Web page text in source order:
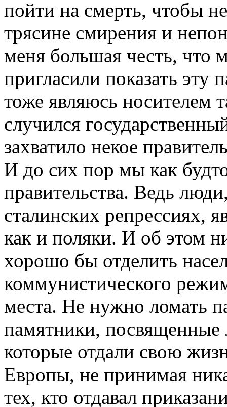
пойти на смерть, чтобы
трясине смирения и
меня большая честь, что
пригласили показать
тоже являюсь носителем
случился
захватило некое
И до сих пор мы как
правительства. Ведь
сталинских репрессиях,
как и поляки. И об этом
хорошо бы отделить
коммунистического
места. Не нужно ломать
памятники,
которые отдали свою
Европы, не принимая
тех, кто отдавал